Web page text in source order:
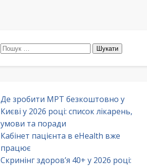
Пошук:
Де зробити МРТ безкоштовно у
Києві у 2026 році: список лікарень,
умови та поради
Кабінет пацієнта в eHealth вже
працює
Скринінг здоров’я 40+ у 2026 році: